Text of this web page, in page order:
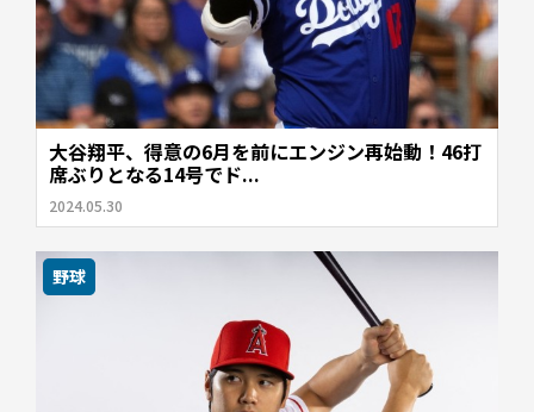
大谷翔平、得意の6月を前にエンジン再始動！46打
席ぶりとなる14号でド...
2024.05.30
野球